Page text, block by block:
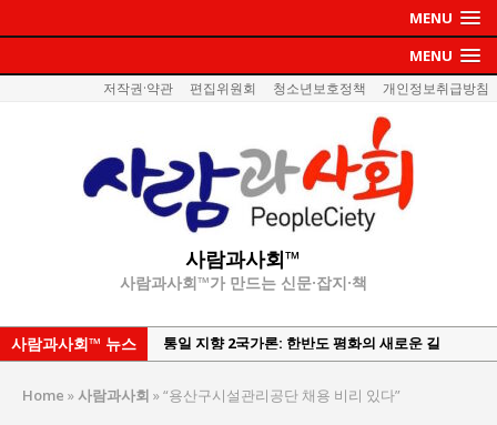
MENU
MENU
저작권·약관 편집위원회 청소년보호정책 개인정보취급방침
사람과사회™
사람과사회™가 만드는 신문·잡지·책
사람과사회™ 뉴스
강산건설 박재윤 강제추행 사건, 무엇이 문제인가?
Home »사람과사회 »“용산구시설관리공단 채용 비리 있다”